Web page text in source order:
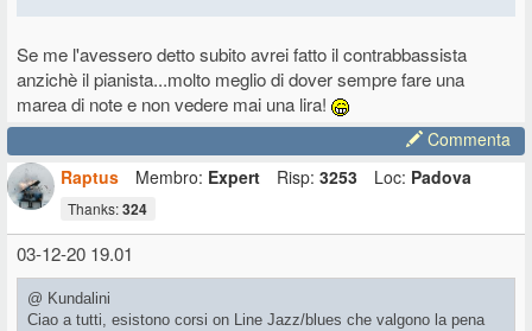
Se me l'avessero detto subito avrei fatto il contrabbassista
anzichè il pianista...molto meglio di dover sempre fare una
marea di note e non vedere mai una lira!
Commenta
Raptus
Membro: Expert Risp: 3253 Loc: Padova
Thanks:324
03-12-20 19.01
@ Kundalini
Ciao a tutti, esistono corsi on Line Jazz/blues che valgono la pena